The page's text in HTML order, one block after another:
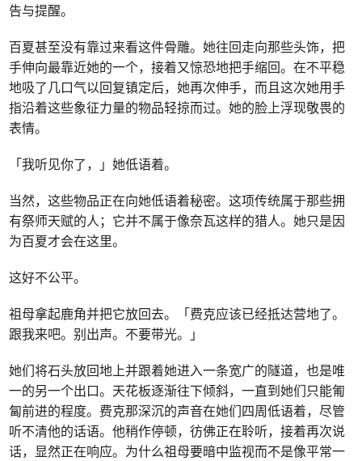
告与提醒。
百夏甚至没有靠过来看这件骨雕。她往回走向那些头饰，把
手伸向最靠近她的一个，接着又惊恐地把手缩回。在不平稳
地吸了几口气以回复镇定后，她再次伸手，而且这次她用手
指沿着这些象征力量的物品轻掠而过。她的脸上浮现敬畏的
表情。
「我听见你了，」她低语着。
当然，这些物品正在向她低语着秘密。这项传统属于那些拥
有祭师天赋的人；它并不属于像奈瓦这样的猎人。她只是因
为百夏才会在这里。
这好不公平。
祖母拿起鹿角并把它放回去。「费克应该已经抵达营地了。
跟我来吧。别出声。不要带光。」
她们将石头放回地上并跟着她进入一条宽广的隧道，也是唯
一的另一个出口。天花板逐渐往下倾斜，一直到她们只能匍
匐前进的程度。费克那深沉的声音在她们四周低语着，尽管
听不清他的话语。他稍作停顿，彷佛正在聆听，接着再次说
话，显然正在响应。为什么祖母要暗中监视而不是像平常一